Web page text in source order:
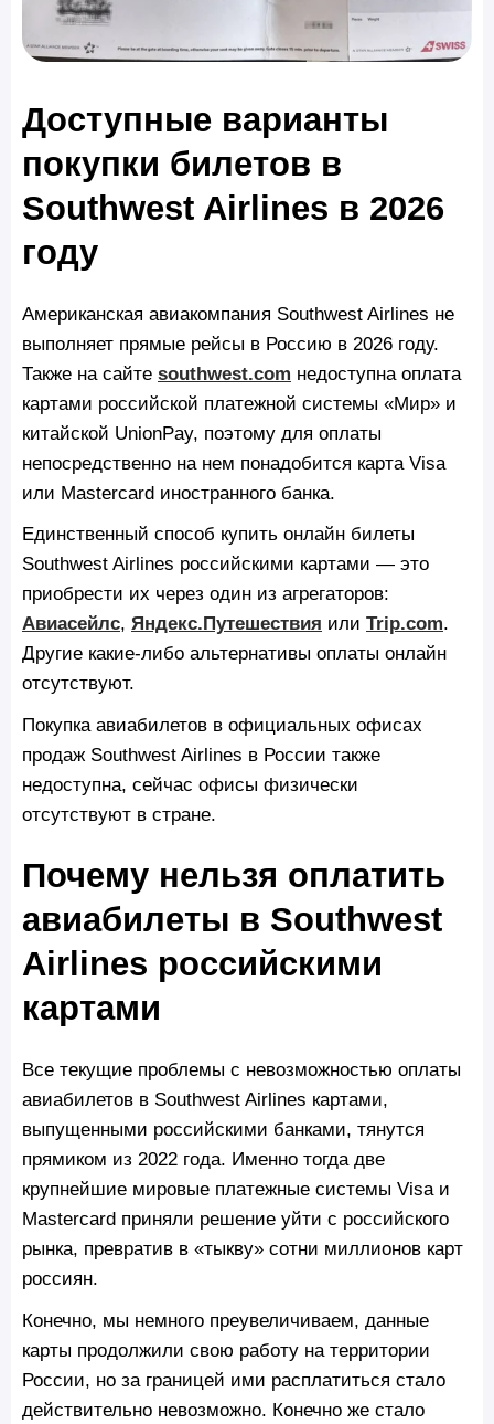
Доступные варианты
покупки билетов в
Southwest Airlines в 2026
году
Американская авиакомпания Southwest Airlines не
выполняет прямые рейсы в Россию в 2026 году.
Также на сайте southwest.com недоступна оплата
картами российской платежной системы «Мир» и
китайской UnionPay, поэтому для оплаты
непосредственно на нем понадобится карта Visa
или Mastercard иностранного банка.
Единственный способ купить онлайн билеты
Southwest Airlines российскими картами — это
приобрести их через один из агрегаторов:
Авиасейлс, Яндекс.Путешествия или Trip.com.
Другие какие-либо альтернативы оплаты онлайн
отсутствуют.
Покупка авиабилетов в официальных офисах
продаж Southwest Airlines в России также
недоступна, сейчас офисы физически
отсутствуют в стране.
Почему нельзя оплатить
авиабилеты в Southwest
Airlines российскими
картами
Все текущие проблемы с невозможностью оплаты
авиабилетов в Southwest Airlines картами,
выпущенными российскими банками, тянутся
прямиком из 2022 года. Именно тогда две
крупнейшие мировые платежные системы Visa и
Mastercard приняли решение уйти с российского
рынка, превратив в «тыкву» сотни миллионов карт
россиян.
Конечно, мы немного преувеличиваем, данные
карты продолжили свою работу на территории
России, но за границей ими расплатиться стало
действительно невозможно. Конечно же стало